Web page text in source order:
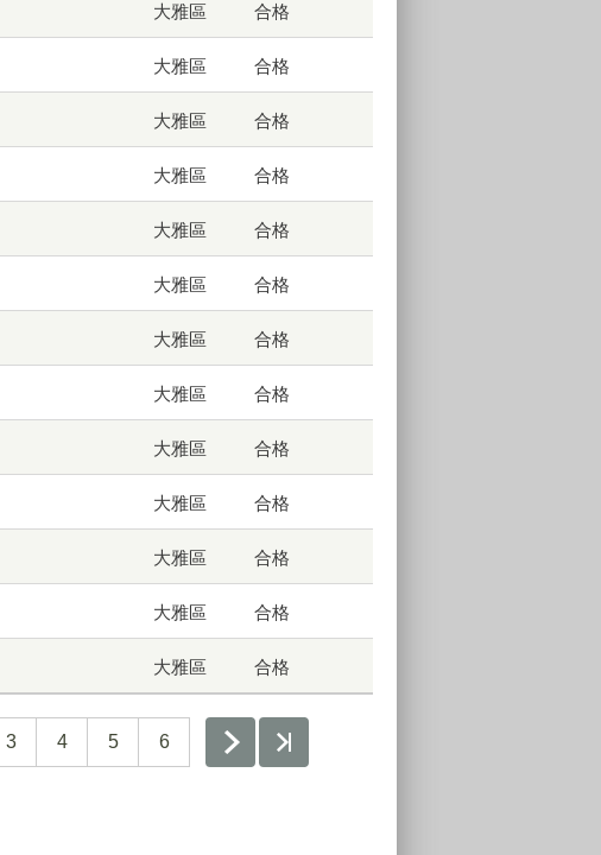
大雅區 合格
大雅區 合格
大雅區 合格
大雅區 合格
大雅區 合格
大雅區 合格
大雅區 合格
大雅區 合格
大雅區 合格
大雅區 合格
大雅區 合格
大雅區 合格
大雅區 合格
3 4 5 6